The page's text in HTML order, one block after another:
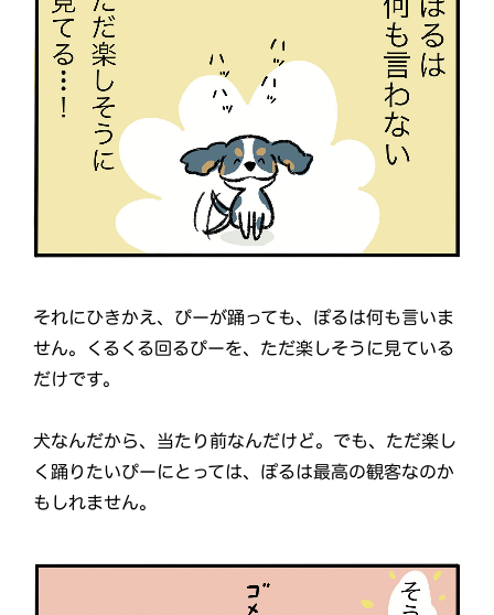
それにひきかえ、ぴーが踊っても、ぽるは何も言いま
せん。くるくる回るぴーを、ただ楽しそうに見ている
だけです。
犬なんだから、当たり前なんだけど。でも、ただ楽し
く踊りたいぴーにとっては、ぽるは最高の観客なのか
もしれません。